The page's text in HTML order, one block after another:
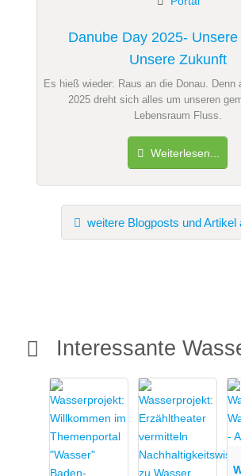
Danube Day 2025-
Unsere Zukunft
Es hieß wieder: Raus an die Donau. Denn
2025 dreht sich alles um unseren
Lebensraum Fluss.
Weiterlesen...
weitere Blogposts und Artikel
Interessante